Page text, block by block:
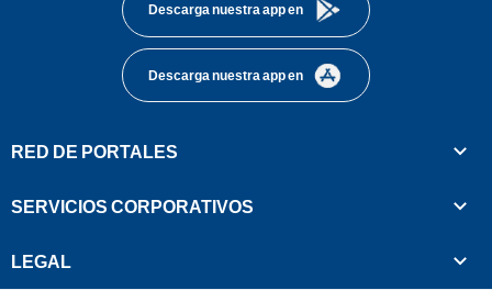
Descarga nuestra app en
Descarga nuestra app en
RED DE PORTALES
SERVICIOS CORPORATIVOS
LEGAL